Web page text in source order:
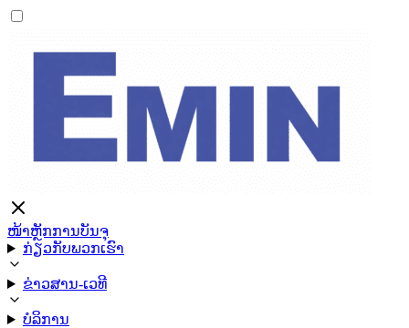
ໜ້າຫຼັກການບັນຈຸ
ກ່ຽວກັບພວກເຮົາ
ຂ່າວສານ-ເວທີ
ບໍລິການ